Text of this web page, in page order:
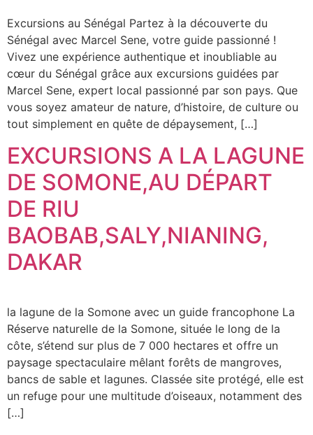
Excursions au Sénégal Partez à la découverte du
Sénégal avec Marcel Sene, votre guide passionné !
Vivez une expérience authentique et inoubliable au
cœur du Sénégal grâce aux excursions guidées par
Marcel Sene, expert local passionné par son pays. Que
vous soyez amateur de nature, d’histoire, de culture ou
tout simplement en quête de dépaysement, […]
EXCURSIONS A LA LAGUNE
DE SOMONE,AU DÉPART
DE RIU
BAOBAB,SALY,NIANING,
DAKAR
la lagune de la Somone avec un guide francophone La
Réserve naturelle de la Somone, située le long de la
côte, s’étend sur plus de 7 000 hectares et offre un
paysage spectaculaire mêlant forêts de mangroves,
bancs de sable et lagunes. Classée site protégé, elle est
un refuge pour une multitude d’oiseaux, notamment des
[…]